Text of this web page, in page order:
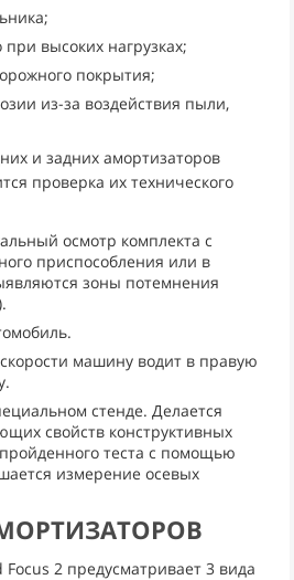
при высоких нагрузках;
покрытия;
из-за воздействия пыли,
и задних амортизаторов
проверка их технического
осмотр комплекта с
приспособления или в
зоны потемнения
машину водит в правую
стенде. Делается
свойств конструктивных
теста с помощью
измерение осевых
2 предусматривает 3 вида